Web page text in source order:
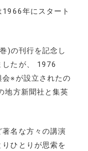
1966年にスタート
)の刊行を記念し
したが、 1976
※が設立されたの
地方新聞社と集英
名な方々の講演
ひとりが思索を